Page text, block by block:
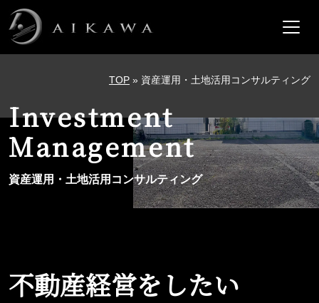
メインナビゲーション
TOP » 資産運用・土地活用コンサルティング
Investment
Management
資産運用・土地活用コンサルティング
不動産経営をしたい